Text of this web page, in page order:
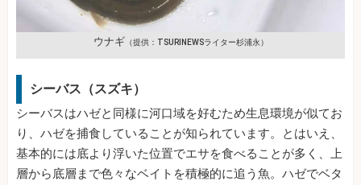
ウナギ （提供：TSURINEWSライター杉浦永）
シーバス（スズキ）
シーバスはハゼと同様に河口域を好むため生息環境が似てお
り、ハゼを捕食していることが知られています。とはいえ、
基本的には底より浮いた位置でエサを食べることが多く、上
層から底層まで色々なベイトを積極的に追う魚。ハゼでベタ